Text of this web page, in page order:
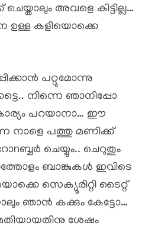
അവളെ കിട്ടില്ല…
കളിയൊക്കെ
പറ്റുമോന്നു
നിന്നെ ഞാനിപ്പോ
പറയാനാ… ഈ
നാളെ പത്തു മണിക്ക്
ചെയ്യും.. ചെറുതും
ബാങ്കുകൾ ഇവിടെ
സെക്യൂരിറ്റി ടൈറ്റ്
ഞാൻ കക്കും കേട്ടോ…
ശേഷം